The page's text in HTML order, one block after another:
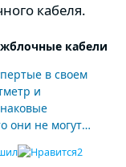
кабеля.
кабели
в своем
и
они не могут
паяльником,
в звучании.
2